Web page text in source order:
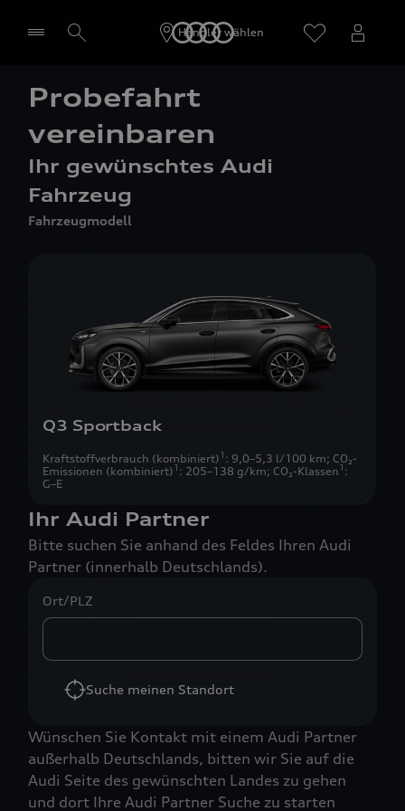
Händler wählen
Probefahrt
vereinbaren
Ihr gewünschtes Audi
Fahrzeug
Fahrzeugmodell
Q3 Sportback
Kraftstoffverbrauch (kombiniert)1 : 9,0–5,3 l/100 km; CO₂-
Emissionen (kombiniert)1 : 205–138 g/km; CO₂-Klassen1 :
G–E
Ihr Audi Partner
Bitte suchen Sie anhand des Feldes Ihren Audi
Partner (innerhalb Deutschlands).
Ort/PLZ
Suche meinen Standort
Wünschen Sie Kontakt mit einem Audi Partner
außerhalb Deutschlands, bitten wir Sie auf die
Audi Seite des gewünschten Landes zu gehen
und dort Ihre Audi Partner Suche zu starten